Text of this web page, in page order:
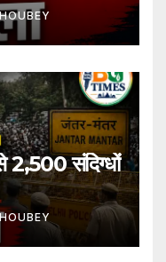
2,500 संदिग्धों